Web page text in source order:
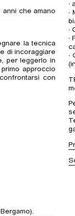
anni che amano
la tecnica
di incoraggiare
per leggerlo in
approccio
con
·
·
·
·
·